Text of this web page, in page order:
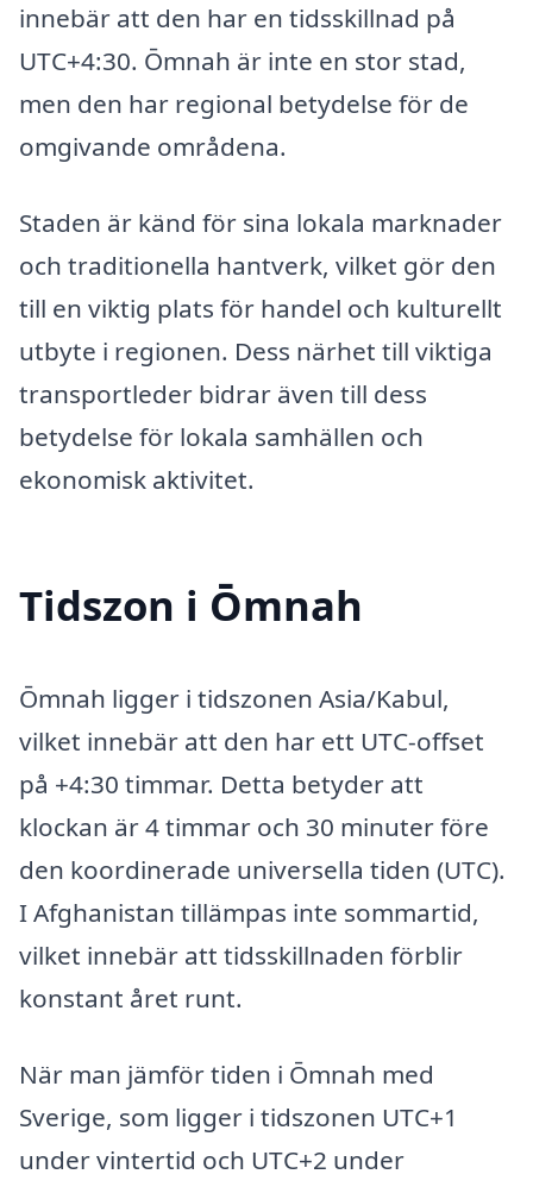
innebär att den har en tidsskillnad på
UTC+4:30. Ōmnah är inte en stor stad,
men den har regional betydelse för de
omgivande områdena.
Staden är känd för sina lokala marknader
och traditionella hantverk, vilket gör den
till en viktig plats för handel och kulturellt
utbyte i regionen. Dess närhet till viktiga
transportleder bidrar även till dess
betydelse för lokala samhällen och
ekonomisk aktivitet.
Tidszon i Ōmnah
Ōmnah ligger i tidszonen Asia/Kabul,
vilket innebär att den har ett UTC-offset
på +4:30 timmar. Detta betyder att
klockan är 4 timmar och 30 minuter före
den koordinerade universella tiden (UTC).
I Afghanistan tillämpas inte sommartid,
vilket innebär att tidsskillnaden förblir
konstant året runt.
När man jämför tiden i Ōmnah med
Sverige, som ligger i tidszonen UTC+1
under vintertid och UTC+2 under